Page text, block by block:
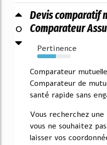
0
Devis comparatif
Comparateur
Pertinence
56%
Comparateur
Comparateur de
santé rapide sans
Vous recherchez
vous ne souhaitez
laisser vos